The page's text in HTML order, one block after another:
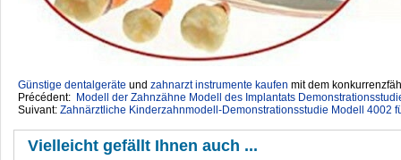
Günstige dentalgeräte ‎ und zahnarzt instrumente kaufen mit dem
Précédent: Modell der Zahnzähne Modell des Implantats
Suivant: Zahnärztliche Kinderzahnmodell-Demonstrationsstudie Modell 4002
Vielleicht gefällt Ihnen auch ...